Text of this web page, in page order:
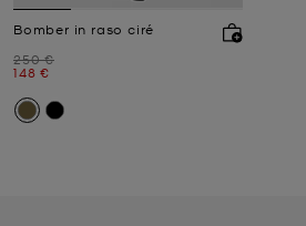
Bomber in raso ciré
Prezzo iniziale
250 €
Prezzo attuale
148 €